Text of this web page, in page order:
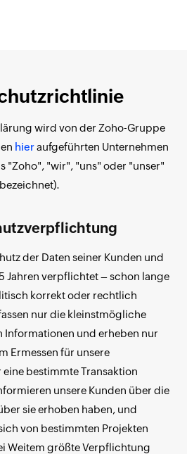
wird von der Zoho-Gruppe
hieraufgeführten Unternehmen
"Zoho", "wir", "uns" oder "unser"
bezeichnet).
der Daten seiner Kunden und
Jahren verpflichtet – schon lange
korrekt oder rechtlich
nur die kleinstmögliche
Informationen und erheben nur
Ermessen für unsere
bestimmte Transaktion
unsere Kunden über die
sie erhoben haben, und
von bestimmten Projekten
Weitem größte Verpflichtung